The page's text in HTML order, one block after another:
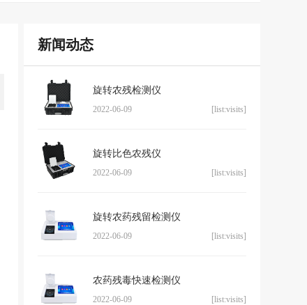
新闻动态
旋转农残检测仪
2022-06-09 [list:visits]
旋转比色农残仪
2022-06-09 [list:visits]
旋转农药残留检测仪
2022-06-09 [list:visits]
农药残毒快速检测仪
2022-06-09 [list:visits]